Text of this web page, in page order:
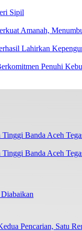
Sipil
Amanah,
Lahirkan
Penuhi
Banda Aceh
Pencarian, Satu